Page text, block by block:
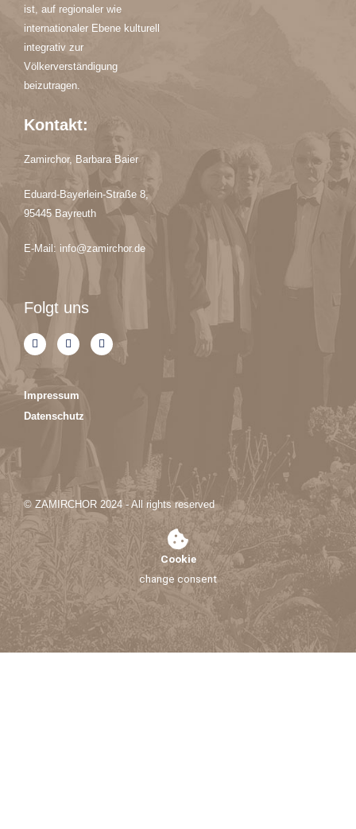
ist, auf regionaler wie
internationaler Ebene kulturell
integrativ zur
Völkerverständigung
beizutragen.
Kontakt:
Zamirchor, Barbara Baier
Eduard-Bayerlein-Straße 8,
95445 Bayreuth
E-Mail: info@zamirchor.de
Folgt uns
F
a
c
b
o
o
k
Y
o
u
u
b
I
n
s
Impressum
Datenschutz
© ZAMIRCHOR 2024 - All rights reserved
Cookie
change consent